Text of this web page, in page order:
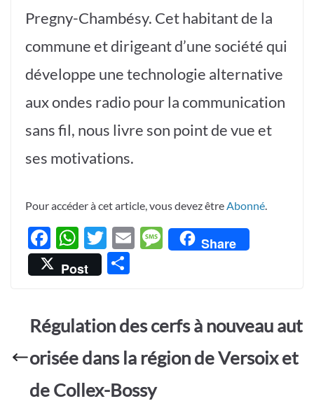
Pregny-Chambésy. Cet habitant de la
commune et dirigeant d’une société qui
développe une technologie alternative
aux ondes radio pour la communication
sans fil, nous livre son point de vue et
ses motivations.
Pour accéder à cet article, vous devez être Abonné
F
ac
e
o
o
k
W
h
at
A
p
p
T
w
itt
E
M
es
e
Share
Post
g
er
Régulation des cerfs à nouveau aut
orisée dans la région de Versoix et
de Collex-Bossy